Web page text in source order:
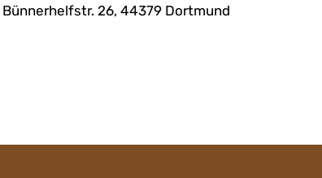
Bünnerhelfstr. 26, 44379 Dortmund